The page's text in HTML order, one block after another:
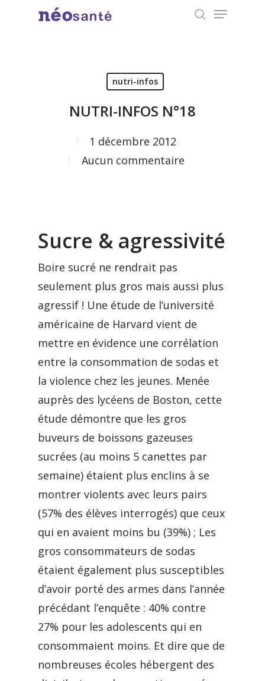
Menu
nutri-infos
NUTRI-INFOS N°18
1 décembre 2012
Aucun commentaire
Sucre & agressivité
Boire sucré ne rendrait pas
seulement plus gros mais aussi plus
agressif ! Une étude de l’université
américaine de Harvard vient de
mettre en évidence une corrélation
entre la consommation de sodas et
la violence chez les jeunes. Menée
auprès des lycéens de Boston, cette
étude démontre que les gros
buveurs de boissons gazeuses
sucrées (au moins 5 canettes par
semaine) étaient plus enclins à se
montrer violents avec leurs pairs
(57% des élèves interrogés) que ceux
qui en avaient moins bu (39%) ; Les
gros consommateurs de sodas
étaient également plus susceptibles
d’avoir porté des armes dans l’année
précédant l’enquête : 40% contre
27% pour les adolescents qui en
consommaient moins. Et dire que de
nombreuses écoles hébergent des